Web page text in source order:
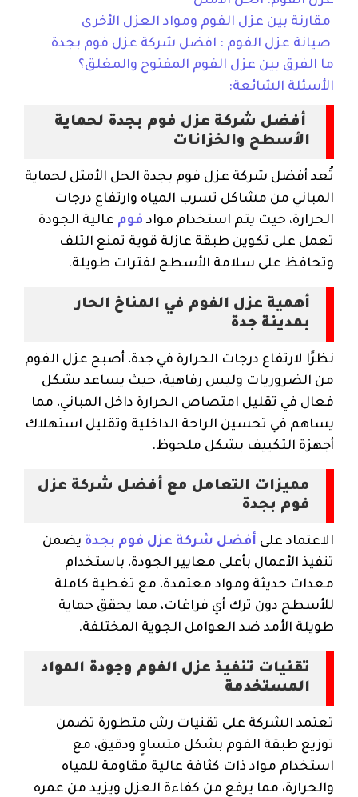
مقارنة بين عزل الفوم ومواد العزل الأخرى
صيانة عزل الفوم : افضل شركة عزل فوم بجدة
ما الفرق بين عزل الفوم المفتوح والمغلق؟
الأسئلة الشائعة:
أفضل شركة عزل فوم بجدة لحماية
الأسطح والخزانات
تُعد أفضل شركة عزل فوم بجدة الحل الأمثل لحماية
المباني من مشاكل تسرب المياه وارتفاع درجات
الحرارة، حيث يتم استخدام مواد فوم عالية الجودة
تعمل على تكوين طبقة عازلة قوية تمنع التلف
وتحافظ على سلامة الأسطح لفترات طويلة.
أهمية عزل الفوم في المناخ الحار
بمدينة جدة
نظرًا لارتفاع درجات الحرارة في جدة، أصبح عزل الفوم
من الضروريات وليس رفاهية، حيث يساعد بشكل
فعال في تقليل امتصاص الحرارة داخل المباني، مما
يساهم في تحسين الراحة الداخلية وتقليل استهلاك
أجهزة التكييف بشكل ملحوظ.
مميزات التعامل مع أفضل شركة عزل
فوم بجدة
الاعتماد على أفضل شركة عزل فوم بجدة يضمن
تنفيذ الأعمال بأعلى معايير الجودة، باستخدام
معدات حديثة ومواد معتمدة، مع تغطية كاملة
للأسطح دون ترك أي فراغات، مما يحقق حماية
طويلة الأمد ضد العوامل الجوية المختلفة.
تقنيات تنفيذ عزل الفوم وجودة المواد
المستخدمة
تعتمد الشركة على تقنيات رش متطورة تضمن
توزيع طبقة الفوم بشكل متساوٍ ودقيق، مع
استخدام مواد ذات كثافة عالية مقاومة للمياه
والحرارة، مما يرفع من كفاءة العزل ويزيد من عمره